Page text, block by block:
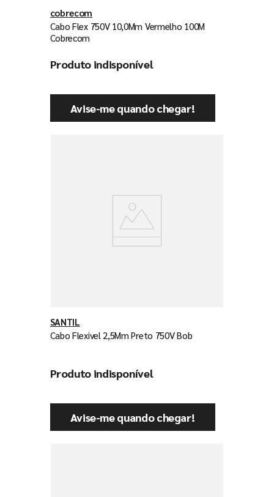
cobrecom
Cabo Flex 750V 10,0Mm Vermelho 100M
Cobrecom
Produto indisponível
Avise-me quando chegar!
SANTIL
Cabo Flexivel 2,5Mm Preto 750V Bob
Produto indisponível
Avise-me quando chegar!